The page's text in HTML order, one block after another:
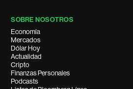
SOBRE NOSOTROS
Economía
Mercados
Dólar Hoy
Actualidad
Cripto
Finanzas Personales
Podcasts